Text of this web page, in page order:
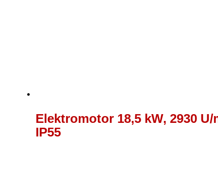
Elektromotor 18,5 kW, 2930 U/
IP55